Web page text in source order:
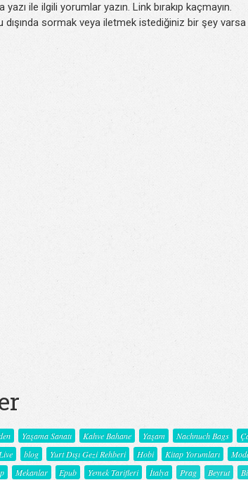
ile ilgili yorumlar yazın. Link bırakıp kaçmayın.
dışında sormak veya iletmek istediğiniz bir şey
Yaşama Sanatı Kahve Bahane Yaşam Nachnuch Bags
blog Yurt Dışı Gezi Rehberi Hobi Kitap Yorumları
Mekanlar Epub Yemek Tarifleri İtalya Prag Beyrut